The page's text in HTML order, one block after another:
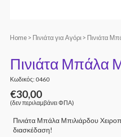
Home > Πινιάτα για Αγόρι > Πινιάτα
Πινιάτα Μπάλα
Κωδικός: 0460
€30,00
(δεν περιλαμβάνει ΦΠΑ)
Πινιάτα Μπάλα Μπιλιάρδου
διασκέδαση!